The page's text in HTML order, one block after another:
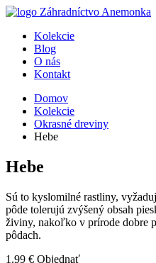
Kolekcie
Blog
O nás
Kontakt
Domov
Kolekcie
Okrasné dreviny
Hebe
Hebe
Sú to kyslomilné rastliny,
pôde tolerujú zvýšený obsah
živiny, nakoľko v prírode dobre
pôdach.
1.99 € Objednať